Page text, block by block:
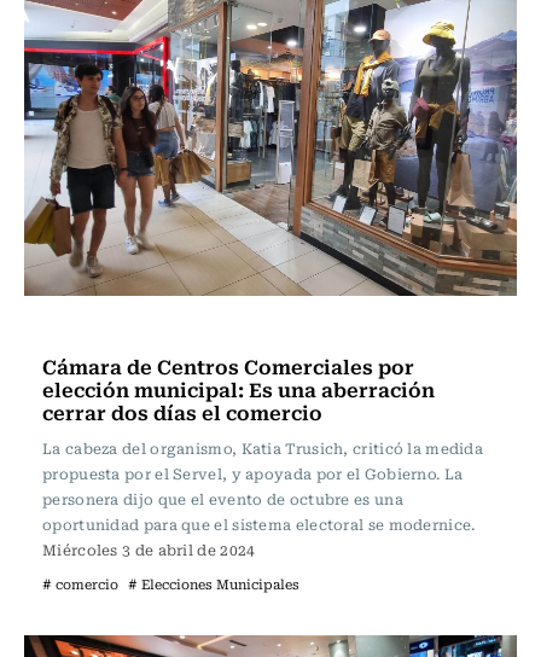
Cámara de Centros Comerciales por
elección municipal: Es una aberración
cerrar dos días el comercio
La cabeza del organismo, Katia Trusich, criticó la medida
propuesta por el Servel, y apoyada por el Gobierno. La
personera dijo que el evento de octubre es una
oportunidad para que el sistema electoral se modernice.
Miércoles 3 de abril de 2024
# comercio # Elecciones Municipales